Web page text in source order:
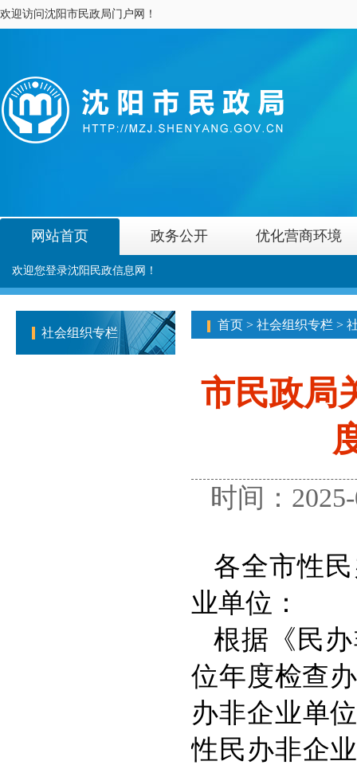
欢迎访问沈阳市民政局门户网！
网站首页 政务公开 优化营商环境
欢迎您登录沈阳民政信息网！
社会组织专栏
首页 > 社会组织专栏 >
市民政局
时间：
各全市性
业单位：
根据《民
位年度检查
办非企业单
性民办非企